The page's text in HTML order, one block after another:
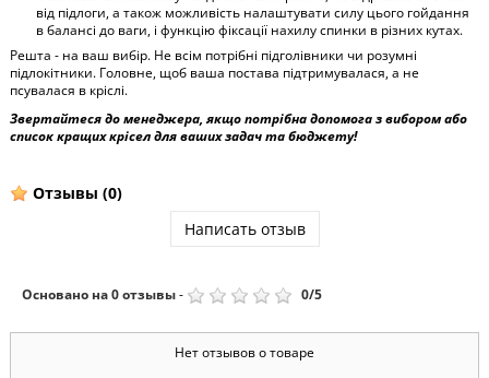
від підлоги, а також можливість налаштувати силу цього гойдання
в балансі до ваги, і функцію фіксації нахилу спинки в різних кутах.
Решта - на ваш вибір. Не всім потрібні підголівники чи розумні
підлокітники. Головне, щоб ваша постава підтримувалася, а не
псувалася в кріслі.
Звертайтеся до менеджера, якщо потрібна допомога з вибором або
список кращих крісел для ваших задач та бюджету!
Отзывы (0)
Написать отзыв
Основано на0отзывы- 0/5
Нет отзывов о товаре